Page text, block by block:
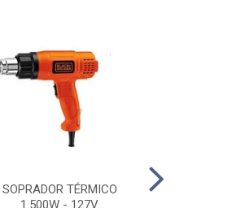
SOPRADOR TÉRMICO
1.500W - 127V